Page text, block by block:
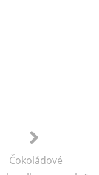
Čokoládové